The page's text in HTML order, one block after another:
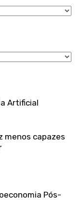
Artificial
menos capazes
Pós-